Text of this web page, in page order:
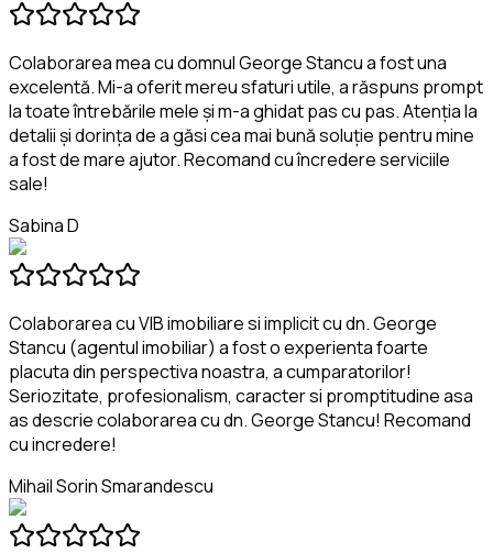
Colaborarea mea cu domnul George Stancu a fost una
excelentă. Mi-a oferit mereu sfaturi utile, a răspuns prompt
la toate întrebările mele și m-a ghidat pas cu pas. Atenția la
detalii și dorința de a găsi cea mai bună soluție pentru mine
a fost de mare ajutor. Recomand cu încredere serviciile
sale!
Sabina D
Colaborarea cu VIB imobiliare si implicit cu dn. George
Stancu (agentul imobiliar) a fost o experienta foarte
placuta din perspectiva noastra, a cumparatorilor!
Seriozitate, profesionalism, caracter si promptitudine asa
as descrie colaborarea cu dn. George Stancu! Recomand
cu incredere!
Mihail Sorin Smarandescu